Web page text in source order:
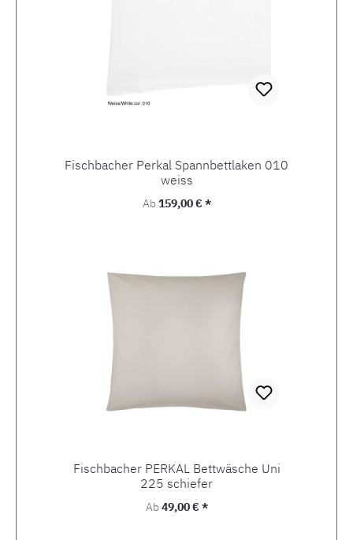
Fischbacher Perkal Spannbettlaken 010
weiss
Regulärer Preis:
Ab159,00 € *
Fischbacher PERKAL Bettwäsche Uni
225 schiefer
Regulärer Preis:
Ab49,00 € *